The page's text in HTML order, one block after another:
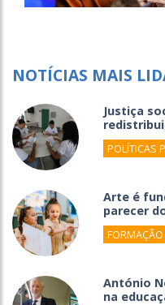
NOTÍCIAS MAIS
Justiça
POLÍTICAS
Arte é
parecer
António
na